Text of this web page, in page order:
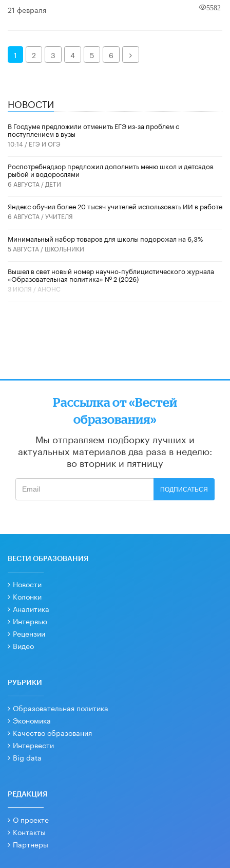
21 февраля 5582
1 2 3 4 5 6 Далее
НОВОСТИ
В Госдуме предложили отменить ЕГЭ из-за проблем с
поступлением в вузы
10:14 / ЕГЭ И ОГЭ
Роспотребнадзор предложил дополнить меню школ и детсадов
рыбой и водорослями
6 АВГУСТА / ДЕТИ
​Яндекс обучил более 20 тысяч учителей использовать ИИ в работе
6 АВГУСТА /УЧИТЕЛЯ
Минимальный набор товаров для школы подорожал на 6,3%
5 АВГУСТА / ШКОЛЬНИКИ
Вышел в свет новый номер научно-публицистического журнала
«Образовательная политика» № 2 (2026)
3 ИЮЛЯ / АНОНС
Рассылка от «Вестей
образования»
Мы отправляем подборку лучших и
актуальных материалов два раза в неделю:
во вторник и пятницу
ПОДПИСАТЬСЯ
ВЕСТИ ОБРАЗОВАНИЯ
Новости
Колонки
Аналитика
Интервью
Рецензии
Видео
РУБРИКИ
Образовательная политика
Экономика
Качество образования
Интервести
Big data
РЕДАКЦИЯ
О проекте
Контакты
Партнеры